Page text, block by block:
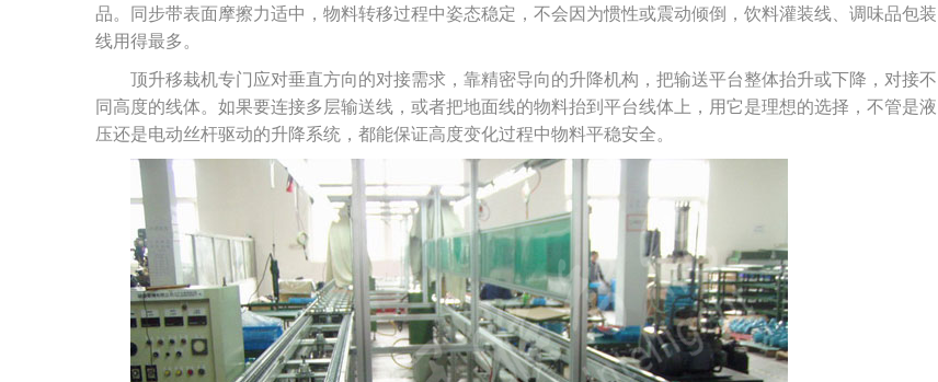
品。同步带表面摩擦力适中，物料转移过程中姿态稳定，不会因为惯性或震动倾倒，饮料灌装线、调味品包装
线用得最多。
顶升移栽机专门应对垂直方向的对接需求，靠精密导向的升降机构，把输送平台整体抬升或下降，对接不
同高度的线体。如果要连接多层输送线，或者把地面线的物料抬到平台线体上，用它是理想的选择，不管是液
压还是电动丝杆驱动的升降系统，都能保证高度变化过程中物料平稳安全。